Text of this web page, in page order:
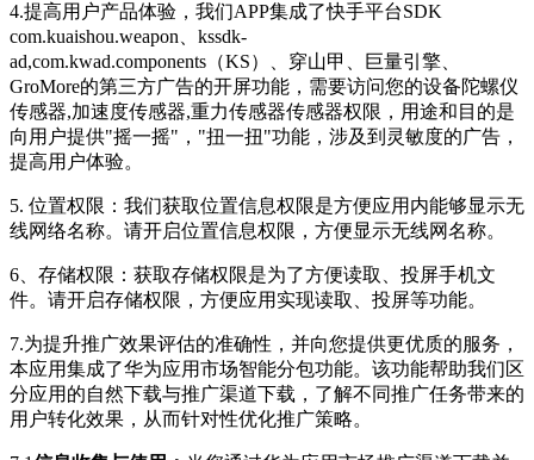
4.提高用户产品体验，我们APP集成了快手平台SDK
com.kuaishou.weapon、kssdk-
ad,com.kwad.components（KS）、穿山甲、巨量引擎、
GroMore的第三方广告的开屏功能， 需要访问您的设备陀螺仪
传感器,加速度传感器,重力传感器传感器权限，用途和目的是
向用户提供"摇一摇"，"扭一扭"功能，涉及到灵敏度的广告，
提高用户体验。
5. 位置权限：我们获取位置信息权限是方便应用内能够显示无
线网络名称。请开启位置信息权限，方便显示无线网名称。
6、存储权限：获取存储权限是为了方便读取、投屏手机文
件。请开启存储权限，方便应用实现读取、投屏等功能。
7.为提升推广效果评估的准确性，并向您提供更优质的服务，
本应用集成了华为应用市场智能分包功能。该功能帮助我们区
分应用的自然下载与推广渠道下载，了解不同推广任务带来的
用户转化效果，从而针对性优化推广策略。